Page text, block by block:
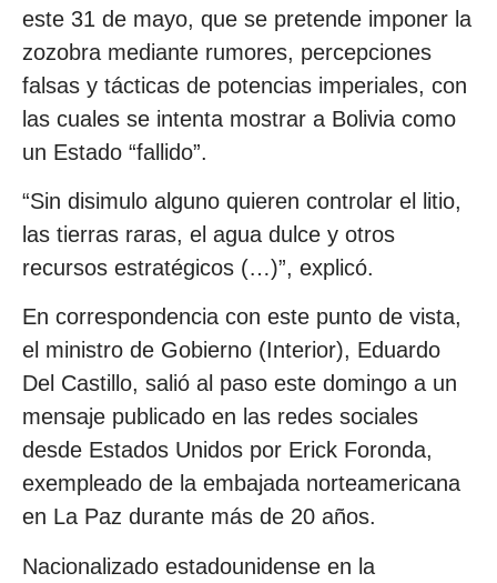
este 31 de mayo, que se pretende imponer la
zozobra mediante rumores, percepciones
falsas y tácticas de potencias imperiales, con
las cuales se intenta mostrar a Bolivia como
un Estado “fallido”.
“Sin disimulo alguno quieren controlar el litio,
las tierras raras, el agua dulce y otros
recursos estratégicos (…)”, explicó.
En correspondencia con este punto de vista,
el ministro de Gobierno (Interior), Eduardo
Del Castillo, salió al paso este domingo a un
mensaje publicado en las redes sociales
desde Estados Unidos por Erick Foronda,
exempleado de la embajada norteamericana
en La Paz durante más de 20 años.
Nacionalizado estadounidense en la